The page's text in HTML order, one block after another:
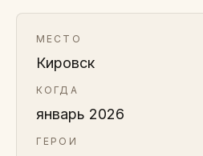
МЕСТО
Кировск
КОГДА
январь 2026
ГЕРОИ